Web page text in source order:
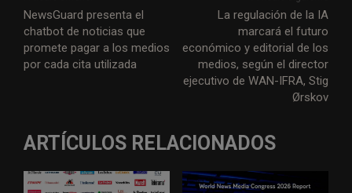
NewsGuard presenta el
chatbot de noticias que
promete pagar a los medios
por cada cita utilizada
La regulación de la IA
marcará el futuro
económico y editorial de los
medios, según el director
ejecutivo de WAN-IFRA, Stig
Ørskov
ARTÍCULOS RELACIONADOS